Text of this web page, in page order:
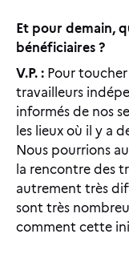
Et pour demain,
bénéficiaires ?
V.P. : Pour
travailleurs
informés de nos
les lieux où il y a
Nous pourrions
la rencontre des
autrement très
sont très
comment cette